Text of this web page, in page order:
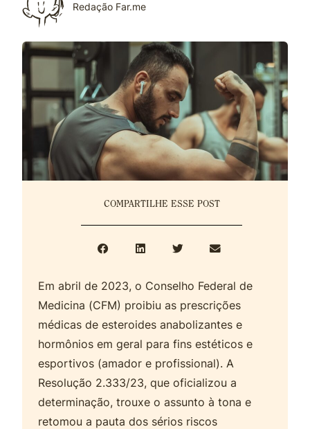
Redação Far.me
COMPARTILHE ESSE POST
Em abril de 2023, o Conselho Federal de
Medicina (CFM) proibiu as prescrições
médicas de esteroides anabolizantes e
hormônios em geral para fins estéticos e
esportivos (amador e profissional). A
Resolução 2.333/23, que oficializou a
determinação, trouxe o assunto à tona e
retomou a pauta dos sérios riscos